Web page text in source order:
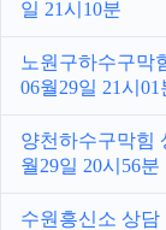
일 21시10분
노원구하수구막
06월29일 21시01
양천하수구막힘
월29일 20시56분
수원흥신소 상담